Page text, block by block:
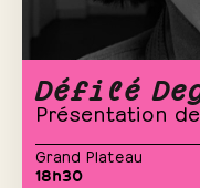
Défilé
Présentation
Grand Plateau
18h30